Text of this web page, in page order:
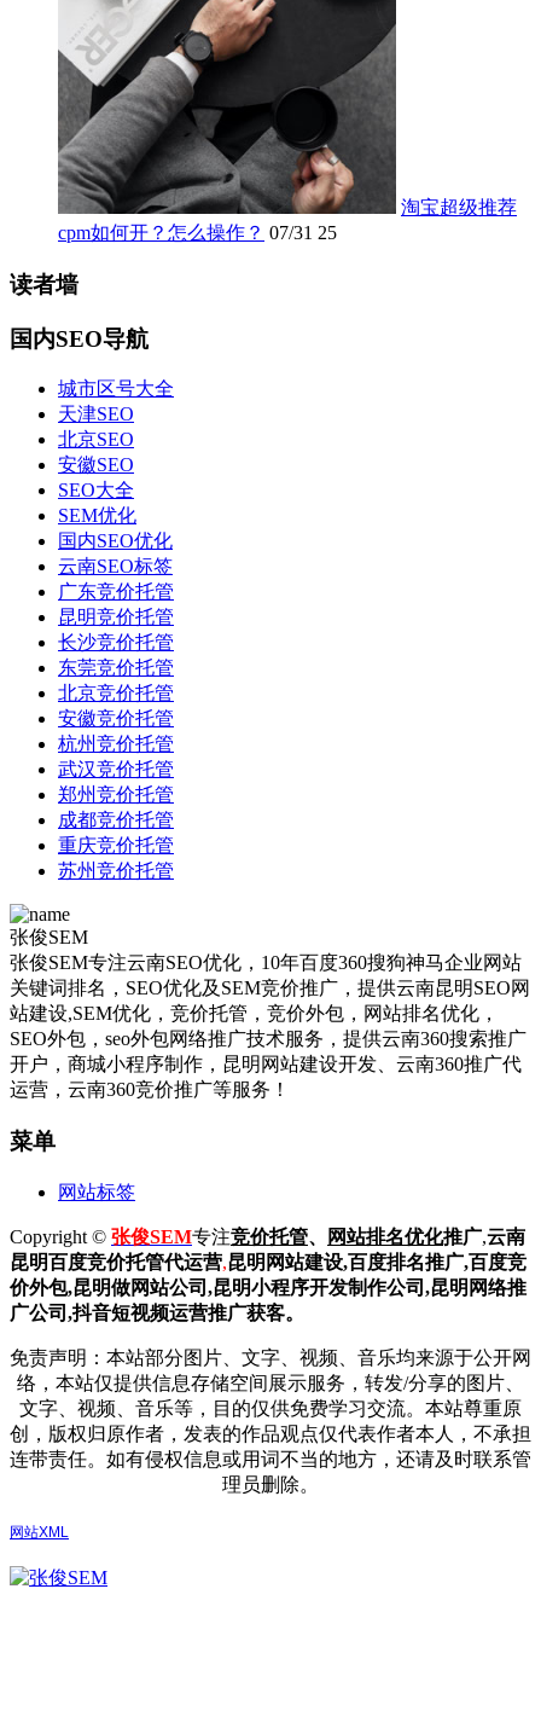
淘宝超级推荐
cpm如何开？怎么操作？ 07/31 25
读者墙
国内SEO导航
城市区号大全
天津SEO
北京SEO
安徽SEO
SEO大全
SEM优化
国内SEO优化
云南SEO标签
广东竞价托管
昆明竞价托管
长沙竞价托管
东莞竞价托管
北京竞价托管
安徽竞价托管
杭州竞价托管
武汉竞价托管
郑州竞价托管
成都竞价托管
重庆竞价托管
苏州竞价托管
张俊SEM
张俊SEM专注云南SEO优化，10年百度360搜狗神马企业网站
关键词排名，SEO优化及SEM竞价推广，提供云南昆明SEO网
站建设,SEM优化，竞价托管，竞价外包，网站排名优化，
SEO外包，seo外包网络推广技术服务，提供云南360搜索推广
开户，商城小程序制作，昆明网站建设开发、云南360推广代
运营，云南360竞价推广等服务！
菜单
网站标签
Copyright © 张俊SEM专注竞价托管、 网站排名优化推广,云南
昆明百度竞价托管代运营,昆明网站建设,百度排名推广,百度竞
价外包,昆明做网站公司,昆明小程序开发制作公司,昆明网络推
广公司,抖音短视频运营推广获客。
免责声明：本站部分图片、文字、视频、音乐均来源于公开网
络，本站仅提供信息存储空间展示服务，转发/分享的图片、
文字、视频、音乐等，目的仅供免费学习交流。本站尊重原
创，版权归原作者，发表的作品观点仅代表作者本人，不承担
连带责任。如有侵权信息或用词不当的地方，还请及时联系管
理员删除。
网站XML